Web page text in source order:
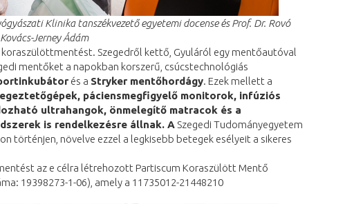
Klinika tanszékvezető egyetemi docense és Prof. Dr. Rovó
Jerney Ádám
Szegedről kettő, Gyuláról egy mentőautóval
mentőket a napokban korszerű, csúcstechnológiás
és a Stryker mentőhordágy. Ezek mellett a
páciensmegfigyelő monitorok, infúziós
ultrahangok, önmelegítő matracok és a
is rendelkezésre állnak. A Szegedi Tudományegyetem
történjen, növelve ezzel a legkisebb betegek esélyeit a sikeres
az e célra létrehozott Partiscum Koraszülött Mentő
19398273-1-06), amely a 11735012-21448210